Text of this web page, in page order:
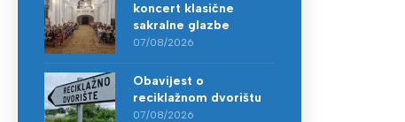
koncert klasične
sakralne glazbe
07/08/2026
Obavijest o
reciklažnom dvorištu
07/08/2026